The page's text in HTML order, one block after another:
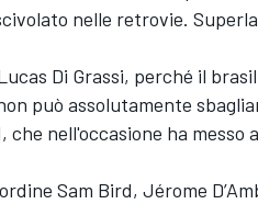
nelle retrovie.
Di Grassi, perché il
può assolutamente
nell'occasione ha messo
Sam Bird, Jérome